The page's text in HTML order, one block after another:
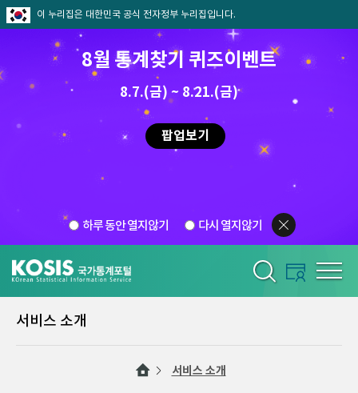
이 누리집은 대한민국 공식 전자정부 누리집입니다.
8월 통계찾기 퀴즈이벤트
8.7.(금) ~ 8.21.(금)
팝업보기
하루 동안 열지않기 다시 열지않기
서비스 소개
서비스 소개